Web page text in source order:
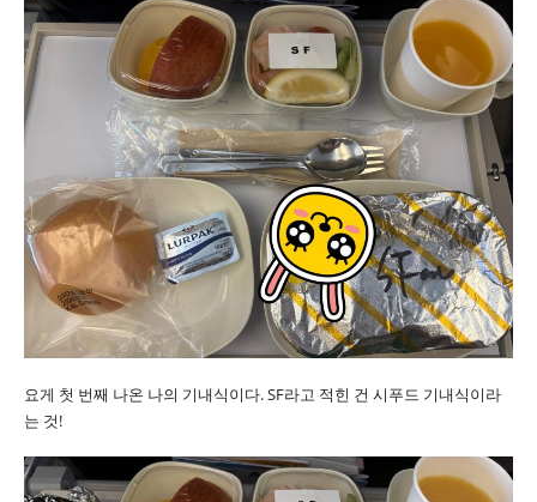
요게 첫 번째 나온 나의 기내식이다. SF라고 적힌 건 시푸드 기내식이라
는 것!